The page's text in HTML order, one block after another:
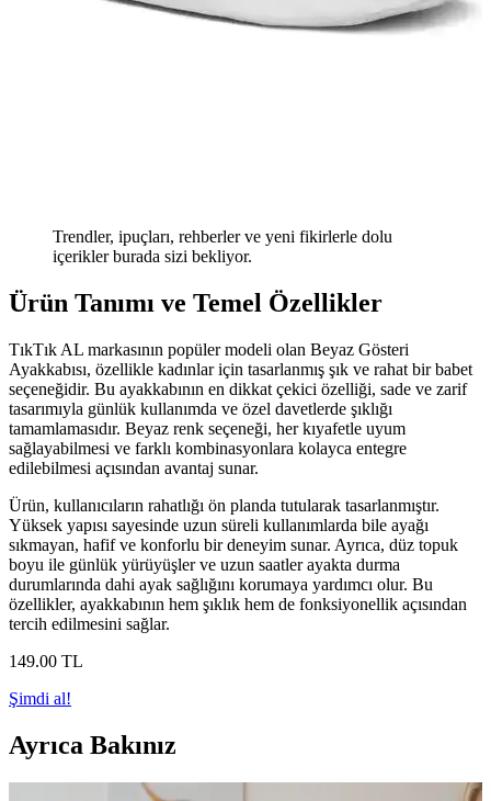
Trendler, ipuçları, rehberler ve yeni fikirlerle dolu
içerikler burada sizi bekliyor.
Ürün Tanımı ve Temel Özellikler
TıkTık AL markasının popüler modeli olan Beyaz Gösteri
Ayakkabısı, özellikle kadınlar için tasarlanmış şık ve rahat bir babet
seçeneğidir. Bu ayakkabının en dikkat çekici özelliği, sade ve zarif
tasarımıyla günlük kullanımda ve özel davetlerde şıklığı
tamamlamasıdır. Beyaz renk seçeneği, her kıyafetle uyum
sağlayabilmesi ve farklı kombinasyonlara kolayca entegre
edilebilmesi açısından avantaj sunar.
Ürün, kullanıcıların rahatlığı ön planda tutularak tasarlanmıştır.
Yüksek yapısı sayesinde uzun süreli kullanımlarda bile ayağı
sıkmayan, hafif ve konforlu bir deneyim sunar. Ayrıca, düz topuk
boyu ile günlük yürüyüşler ve uzun saatler ayakta durma
durumlarında dahi ayak sağlığını korumaya yardımcı olur. Bu
özellikler, ayakkabının hem şıklık hem de fonksiyonellik açısından
tercih edilmesini sağlar.
149.00 TL
Şimdi al!
Ayrıca Bakınız